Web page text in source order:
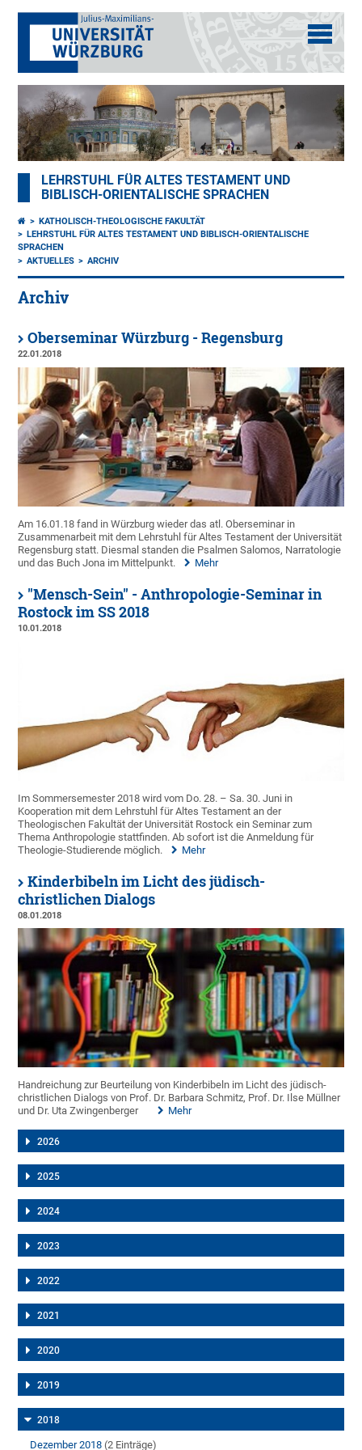
LEHRSTUHL FÜR ALTES TESTAMENT UND
BIBLISCH-ORIENTALISCHE SPRACHEN
KATHOLISCH-THEOLOGISCHE FAKULTÄT
LEHRSTUHL FÜR ALTES TESTAMENT UND BIBLISCH-ORIENTALISCHE
SPRACHEN
AKTUELLES
ARCHIV
Archiv
Oberseminar Würzburg - Regensburg
22.01.2018
Am 16.01.18 fand in Würzburg wieder das atl. Oberseminar in
Zusammenarbeit mit dem Lehrstuhl für Altes Testament der Universität
Regensburg statt. Diesmal standen die Psalmen Salomos, Narratologie
und das Buch Jona im Mittelpunkt.
Mehr
"Mensch-Sein" - Anthropologie-Seminar in
Rostock im SS 2018
10.01.2018
Im Sommersemester 2018 wird vom Do. 28. – Sa. 30. Juni in
Kooperation mit dem Lehrstuhl für Altes Testament an der
Theologischen Fakultät der Universität Rostock ein Seminar zum
Thema Anthropologie stattfinden. Ab sofort ist die Anmeldung für
Theologie-Studierende möglich.
Mehr
Kinderbibeln im Licht des jüdisch-
christlichen Dialogs
08.01.2018
Handreichung zur Beurteilung von Kinderbibeln im Licht des jüdisch-
christlichen Dialogs von Prof. Dr. Barbara Schmitz, Prof. Dr. Ilse Müllner
und Dr. Uta Zwingenberger
Mehr
2026
2025
2024
2023
2022
2021
2020
2019
2018
Dezember 2018 (2 Einträge)